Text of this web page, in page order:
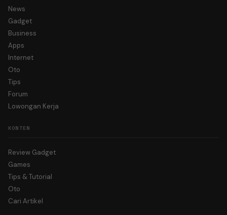
News
Gadget
Business
Apps
Internet
Oto
Tips
Forum
Lowongan Kerja
KONTEN
Review Gadget
Games
Tips & Tutorial
Oto
Cari Artikel